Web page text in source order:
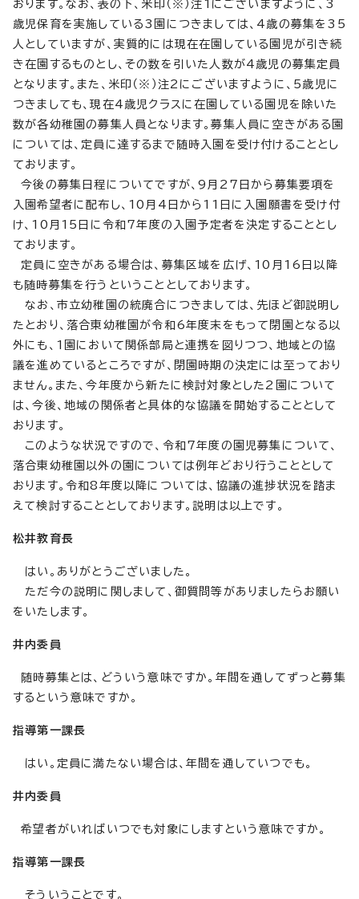
おります。なお、表の下、米印（※）注1にございますように、3
歳児保育を実施している3園につきましては、4歳の募集を35
人としていますが、実質的には現在在園している園児が引き続
き在園するものとし、その数を引いた人数が4歳児の募集定員
となります。また、米印（※）注2にございますように、5歳児に
つきましても、現在4歳児クラスに在園している園児を除いた
数が各幼稚園の募集人員となります。募集人員に空きがある園
については、定員に達するまで随時入園を受け付けることとし
ております。
今後の募集日程についてですが、9月27日から募集要項を
入園希望者に配布し、10月4日から11日に入園願書を受け付
け、10月15日に令和7年度の入園予定者を決定することとし
ております。
定員に空きがある場合は、募集区域を広げ、10月16日以降
も随時募集を行うということとしております。
なお、市立幼稚園の統廃合につきましては、先ほど御説明し
たとおり、落合東幼稚園が令和6年度末をもって閉園となる以
外にも、1園において関係部局と連携を図りつつ、地域との協
議を進めているところですが、閉園時期の決定には至っており
ません。また、今年度から新たに検討対象とした2園について
は、今後、地域の関係者と具体的な協議を開始することとして
おります。
このような状況ですので、令和7年度の園児募集について、
落合東幼稚園以外の園については例年どおり行うこととして
おります。令和8年度以降については、協議の進捗状況を踏ま
えて検討することとしております。説明は以上です。
松井教育長
はい。ありがとうございました。
ただ今の説明に関しまして、御質問等がありましたらお願い
をいたします。
井内委員
随時募集とは、どういう意味ですか。年間を通してずっと募集
するという意味ですか。
指導第一課長
はい。定員に満たない場合は、年間を通していつでも。
井内委員
希望者がいればいつでも対象にしますという意味ですか。
指導第一課長
そういうことです。